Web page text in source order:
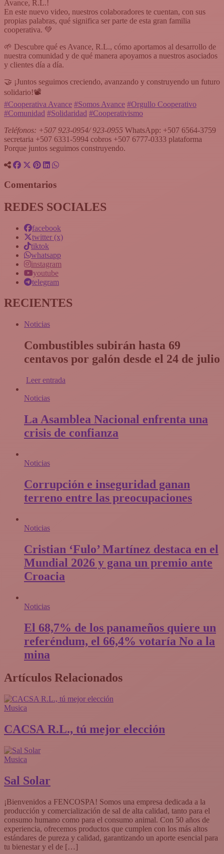
Avance, R.L.!
En este nuevo video, nuestros colaboradores te cuentan, con sus
propias palabras, qué significa ser parte de esta gran familia
cooperativa. 💚
🌱 Descubre qué es Avance, R.L., cómo aportamos al desarrollo de
nuestra comunidad y de qué manera apoyamos a nuestros asociados
y clientes día a día.
🤝 ¡Juntos seguimos creciendo, avanzando y construyendo un futuro
solidario!📽️
#Cooperativa Avance #Somos Avance #Orgullo Cooperativo
#Comunidad #Solidaridad #Cooperativismo
Teléfonos: +507 923-0954/ 923-0955 WhatsApp: +507 6564-3759
secretaria +507 6331-5994 cobros +507 6777-0333 plataforma
Porque juntos seguimos construyendo.
Comentarios
REDES SOCIALES
facebook
twitter (x)
tiktok
whatsapp
instagram
youtube
telegram
RECIENTES
Noticias
Combustibles subirán hasta 69
centavos por galón desde el 24 de julio
Leer entrada
Noticias
La Asamblea Nacional enfrenta una
crisis de confianza​
Noticias
Corrupción e inseguridad ganan
terreno entre las preocupaciones
Noticias
Cristian ‘Fulo’ Martínez destaca en el
Mundial 2026 y gana un premio ante
Croacia
Noticias
El 68,7% de los panameños quiere un
referéndum, el 66,4% votaría No a la
mina
Artículos Relacionados
Musica
CACSA R.L., tú mejor elección
Musica
Sal Solar
¡Bienvenidos a FENCOSPA! Somos una empresa dedicada a la
producción y comercialización de sal de alta calidad, tanto para el
consumo humano como para el consumo animal. Con 50 años de
experiencia, ofrecemos productos que cumplen con los más altos
estándares de pureza y calidad, garantizando un aporte esencial para
tu bienestar y el de […]